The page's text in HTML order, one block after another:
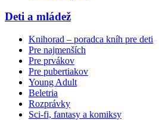
Deti a mládež
Knihorad – poradca kníh pre deti
Pre najmenších
Pre prvákov
Pre pubertiakov
Young Adult
Beletria
Rozprávky
Sci-fi, fantasy a komiksy